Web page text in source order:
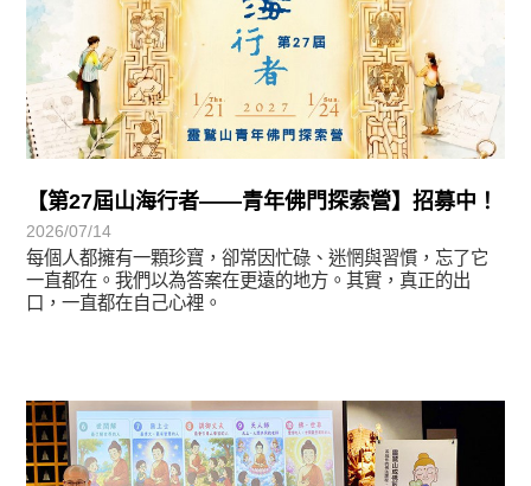
【第27屆山海行者——青年佛門探索營】招募中！
2026/07/14
每個人都擁有一顆珍寶，卻常因忙碌、迷惘與習慣，忘了它
一直都在。我們以為答案在更遠的地方。其實，真正的出
口，一直都在自己心裡。